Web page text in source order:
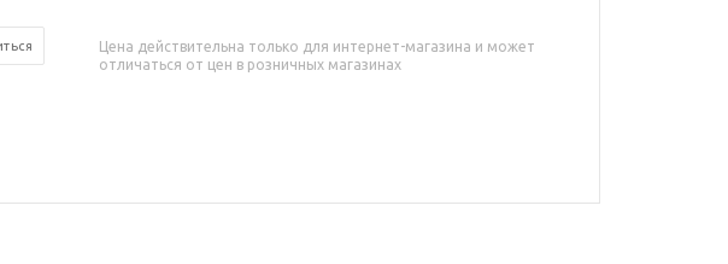
Цена действительна только для интернет-магазина и может
отличаться от цен в розничных магазинах